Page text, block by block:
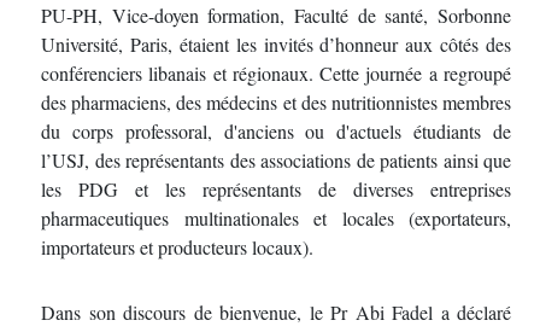
PU-PH, Vice-doyen formation, Faculté de santé, Sorbonne
Université, Paris, étaient les invités d’honneur aux côtés des
conférenciers libanais et régionaux. Cette journée a regroupé
des pharmaciens, des médecins et des nutritionnistes membres
du corps professoral, d'anciens ou d'actuels étudiants de
l’USJ, des représentants des associations de patients ainsi que
les PDG et les représentants de diverses entreprises
pharmaceutiques multinationales et locales (exportateurs,
importateurs et producteurs locaux).
Dans son discours de bienvenue, le Pr Abi Fadel a déclaré